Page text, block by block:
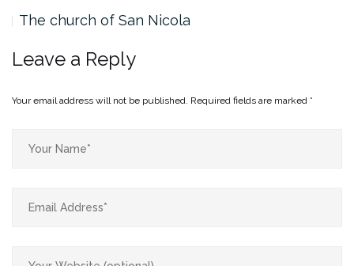
The church of San Nicola
Leave a Reply
Your email address will not be published. Required fields are marked *